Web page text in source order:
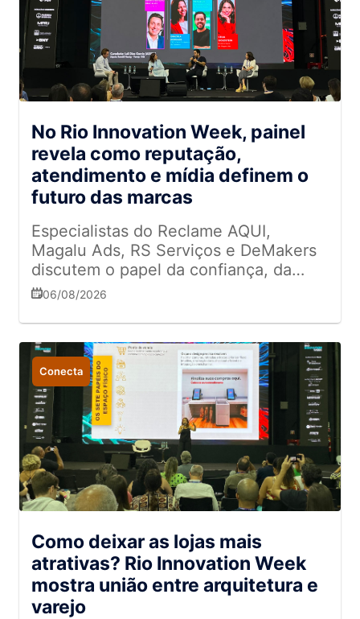
No Rio Innovation Week, painel
revela como reputação,
atendimento e mídia definem o
futuro das marcas
Especialistas do Reclame AQUI,
Magalu Ads, RS Serviços e DeMakers
discutem o papel da confiança, da
experiência e da omnicanalidade na
06/08/2026
Conecta
Como deixar as lojas mais
atrativas? Rio Innovation Week
mostra união entre arquitetura e
varejo